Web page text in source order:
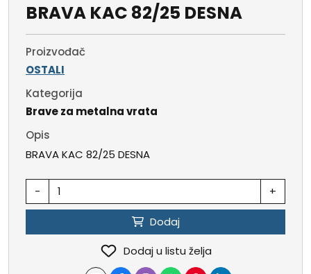
BRAVA KAC 82/25 DESNA
Proizvođač
OSTALI
Kategorija
Brave za metalna vrata
Opis
BRAVA KAC 82/25 DESNA
- +
Dodaj
Dodaj u listu želja